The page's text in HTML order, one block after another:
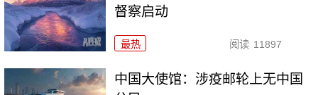
督察启动
最热 阅读 11897
中国大使馆：涉疫邮轮上无中国